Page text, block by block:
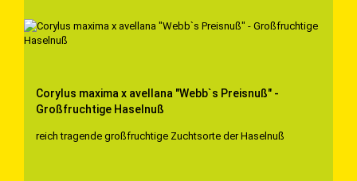
Corylus maxima x avellana "Webb`s Preisnuß" -
Großfruchtige Haselnuß
reich tragende großfruchtige Zuchtsorte der Haselnuß